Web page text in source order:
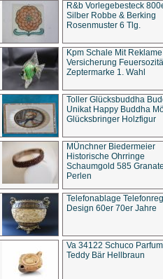
R&b Vorlegebesteck
Silber Robbe & Berking
Rosenmuster 6 Tlg.
Kpm Schale Mit Reklame
Versicherung
Zeptermarke 1. Wahl
Toller Glücksbuddha
Unikat Happy Buddha
Glücksbringer Holzfigur
MÜnchner Biedermeier
Historische Ohrringe
Schaumgold 585
Perlen
Telefonablage
Design 60er 70er Jahre
Va 34122 Schuco
Teddy Bär Hellbraun